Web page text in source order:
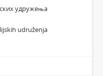
удружења
udruženja